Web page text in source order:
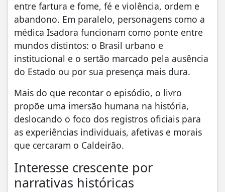
entre fartura e fome, fé e violência, ordem e
abandono. Em paralelo, personagens como a
médica Isadora funcionam como ponte entre
mundos distintos: o Brasil urbano e
institucional e o sertão marcado pela ausência
do Estado ou por sua presença mais dura.
Mais do que recontar o episódio, o livro
propõe uma imersão humana na história,
deslocando o foco dos registros oficiais para
as experiências individuais, afetivas e morais
que cercaram o Caldeirão.
Interesse crescente por
narrativas históricas